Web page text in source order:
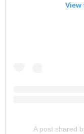
View
A post shared